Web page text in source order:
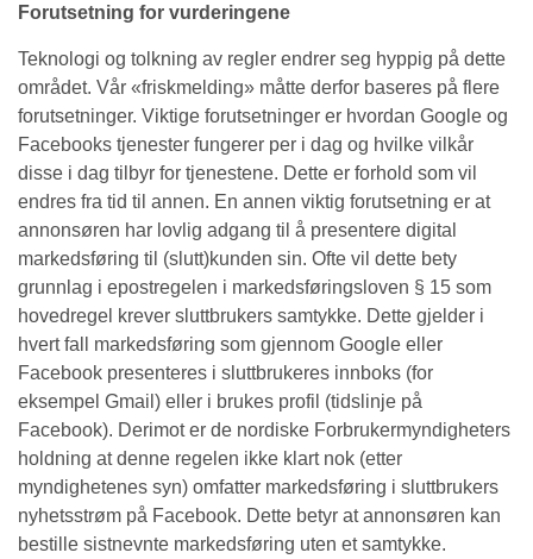
Forutsetning for vurderingene
Teknologi og tolkning av regler endrer seg hyppig på dette
området. Vår «friskmelding» måtte derfor baseres på flere
forutsetninger. Viktige forutsetninger er hvordan Google og
Facebooks tjenester fungerer per i dag og hvilke vilkår
disse i dag tilbyr for tjenestene. Dette er forhold som vil
endres fra tid til annen. En annen viktig forutsetning er at
annonsøren har lovlig adgang til å presentere digital
markedsføring til (slutt)kunden sin. Ofte vil dette bety
grunnlag i epostregelen i markedsføringsloven § 15 som
hovedregel krever sluttbrukers samtykke. Dette gjelder i
hvert fall markedsføring som gjennom Google eller
Facebook presenteres i sluttbrukeres innboks (for
eksempel Gmail) eller i brukes profil (tidslinje på
Facebook). Derimot er de nordiske Forbrukermyndigheters
holdning at denne regelen ikke klart nok (etter
myndighetenes syn) omfatter markedsføring i sluttbrukers
nyhetsstrøm på Facebook. Dette betyr at annonsøren kan
bestille sistnevnte markedsføring uten et samtykke.